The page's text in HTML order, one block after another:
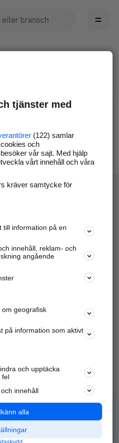
kan avhjälpa det.
och försök igen
företagsinfo mm.
företaget
igång och annonsera mot
nära dig.
Populära sökningar
Annonsera
Integritet
Nödnummer
tjänster med
(122) samlar
och
vår sajt. Med hjälp
vårt innehåll och våra
kräver samtycke för
till information på en
innehåll, reklam- och
angående
geografisk
på information som aktivt
och upptäcka
fel
innehåll
alla